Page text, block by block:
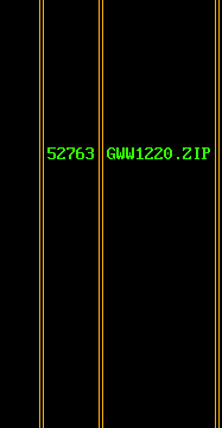
52763 GWW1220.ZIP